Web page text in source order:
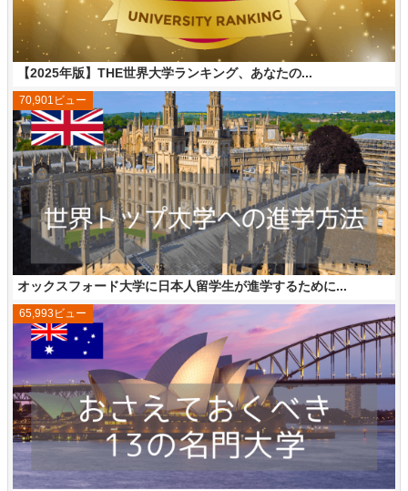
【2025年版】THE世界大学ランキング、あなたの...
オックスフォード大学に日本人留学生が進学するために...
70,901ビュー
65,993ビュー